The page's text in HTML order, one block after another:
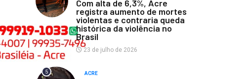
Com alta de 6,3%, Acre
registra aumento de mortes
violentas e contraria queda
histórica da violência no
Brasil
23 de julho de 2026
5 ACRE